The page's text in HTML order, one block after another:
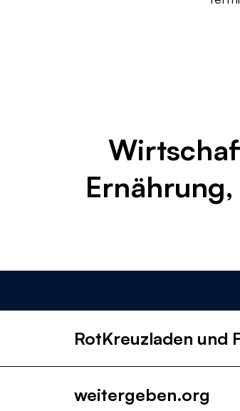
RotKreuzladen und
weitergeben.org